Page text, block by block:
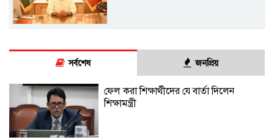
সর্বশেষ জনপ্রিয়
ফেল করা শিক্ষার্থীদের যে বার্তা দিলেন
শিক্ষামন্ত্রী